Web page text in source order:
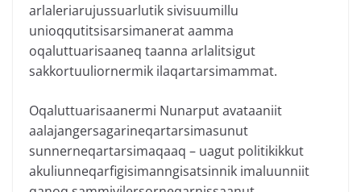
arlaleriarujussuarlutik sivisuumillu
unioqqutitsisarsimanerat aamma
oqaluttuarisaaneq taanna arlalitsigut
sakkortuuliornermik ilaqartarsimammat.
Oqaluttuarisaanermi Nunarput avataaniit
aalajangersagarineqartarsimasunut
sunnerneqartarsimaqaaq – uagut politikikkut
akuliunneqarfigisimanngisatsinnik imaluunniit